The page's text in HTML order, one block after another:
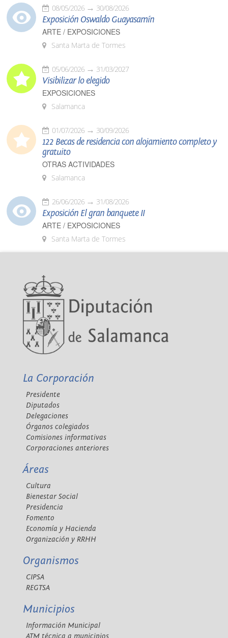
08/05/2026 30/08/2026
Exposición Oswaldo Guayasamín
ARTE / EXPOSICIONES
Santa Marta de Tormes
05/06/2026 31/03/2027
Visibilizar lo elegido
EXPOSICIONES
Salamanca
01/07/2026 30/09/2026
122 Becas de residencia con alojamiento completo y
gratuito
OTRAS ACTIVIDADES
Salamanca
26/06/2026 31/08/2026
Exposición El gran banquete II
ARTE / EXPOSICIONES
Santa Marta de Tormes
La Corporación
Presidente
Diputados
Delegaciones
Órganos colegiados
Comisiones informativas
Corporaciones anteriores
Áreas
Cultura
Bienestar Social
Presidencia
Fomento
Economía y Hacienda
Organización y RRHH
Organismos
CIPSA
REGTSA
Municipios
Información Municipal
ATM técnica a municipios